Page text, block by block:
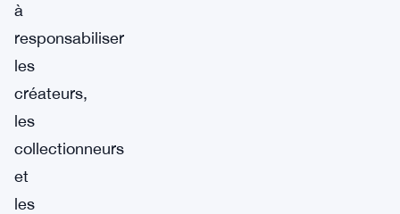
à
responsabiliser
les
créateurs,
les
collectionneurs
et
les